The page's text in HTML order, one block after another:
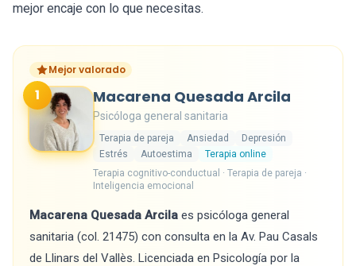
mejor encaje con lo que necesitas.
Mejor valorado
1 Macarena Quesada Arcila
Psicóloga general sanitaria
Terapia de pareja Ansiedad
Depresión
Estrés
Autoestima
Terapia online
Terapia cognitivo-conductual · Terapia de pareja ·
Inteligencia emocional
Macarena Quesada Arcila es psicóloga general
sanitaria (col. 21475) con consulta en la Av. Pau Casals
de Llinars del Vallès. Licenciada en Psicología por la